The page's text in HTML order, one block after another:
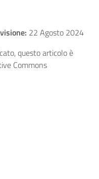
22 Agosto 2024
questo articolo è
Commons